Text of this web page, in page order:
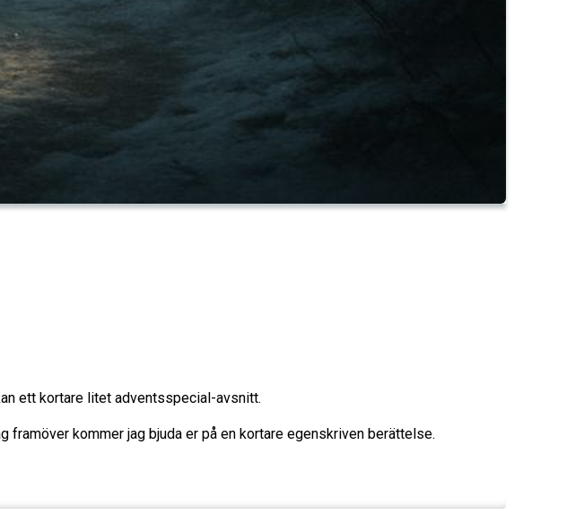
ett kortare litet adventsspecial-avsnitt.
framöver kommer jag bjuda er på en kortare egenskriven berättelse.